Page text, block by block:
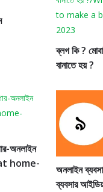
ব্লগ কি ?
বানাতে হয় ?
অনলাইন
home-
অনলাইন
ব্যবসার